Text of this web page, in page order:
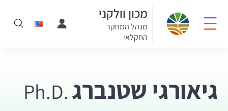
מכון וולקני
מנהל המחקר
החקלאי
גיאורגי שטנברגPh.D.